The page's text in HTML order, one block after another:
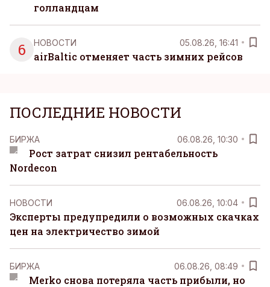
голландцам
6 НОВОСТИ 05.08.26, 16:41
airBaltic отменяет часть зимних рейсов
ПОСЛЕДНИЕ НОВОСТИ
БИРЖА 06.08.26, 10:30
Рост затрат снизил рентабельность
Nordecon
НОВОСТИ 06.08.26, 10:04
Эксперты предупредили о возможных скачках
цен на электричество зимой
БИРЖА 06.08.26, 08:49
Merko снова потеряла часть прибыли, но